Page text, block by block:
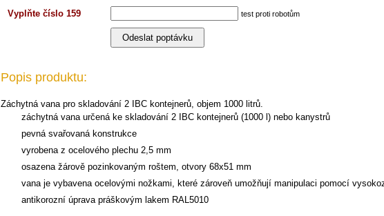
Vyplňte číslo 159 test proti robotům
Popis produktu:
Záchytná vana pro skladování 2 IBC kontejnerů, objem 1000 litrů.
záchytná vana určená ke skladování 2 IBC kontejnerů (1000 l) nebo kanystrů
pevná svařovaná konstrukce
vyrobena z ocelového plechu 2,5 mm
osazena žárově pozinkovaným roštem, otvory 68x51 mm
vana je vybavena ocelovými nožkami, které zároveň umožňují manipulaci pomocí
antikorozní úprava práškovým lakem RAL5010